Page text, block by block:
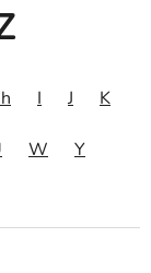
I J K
W Y